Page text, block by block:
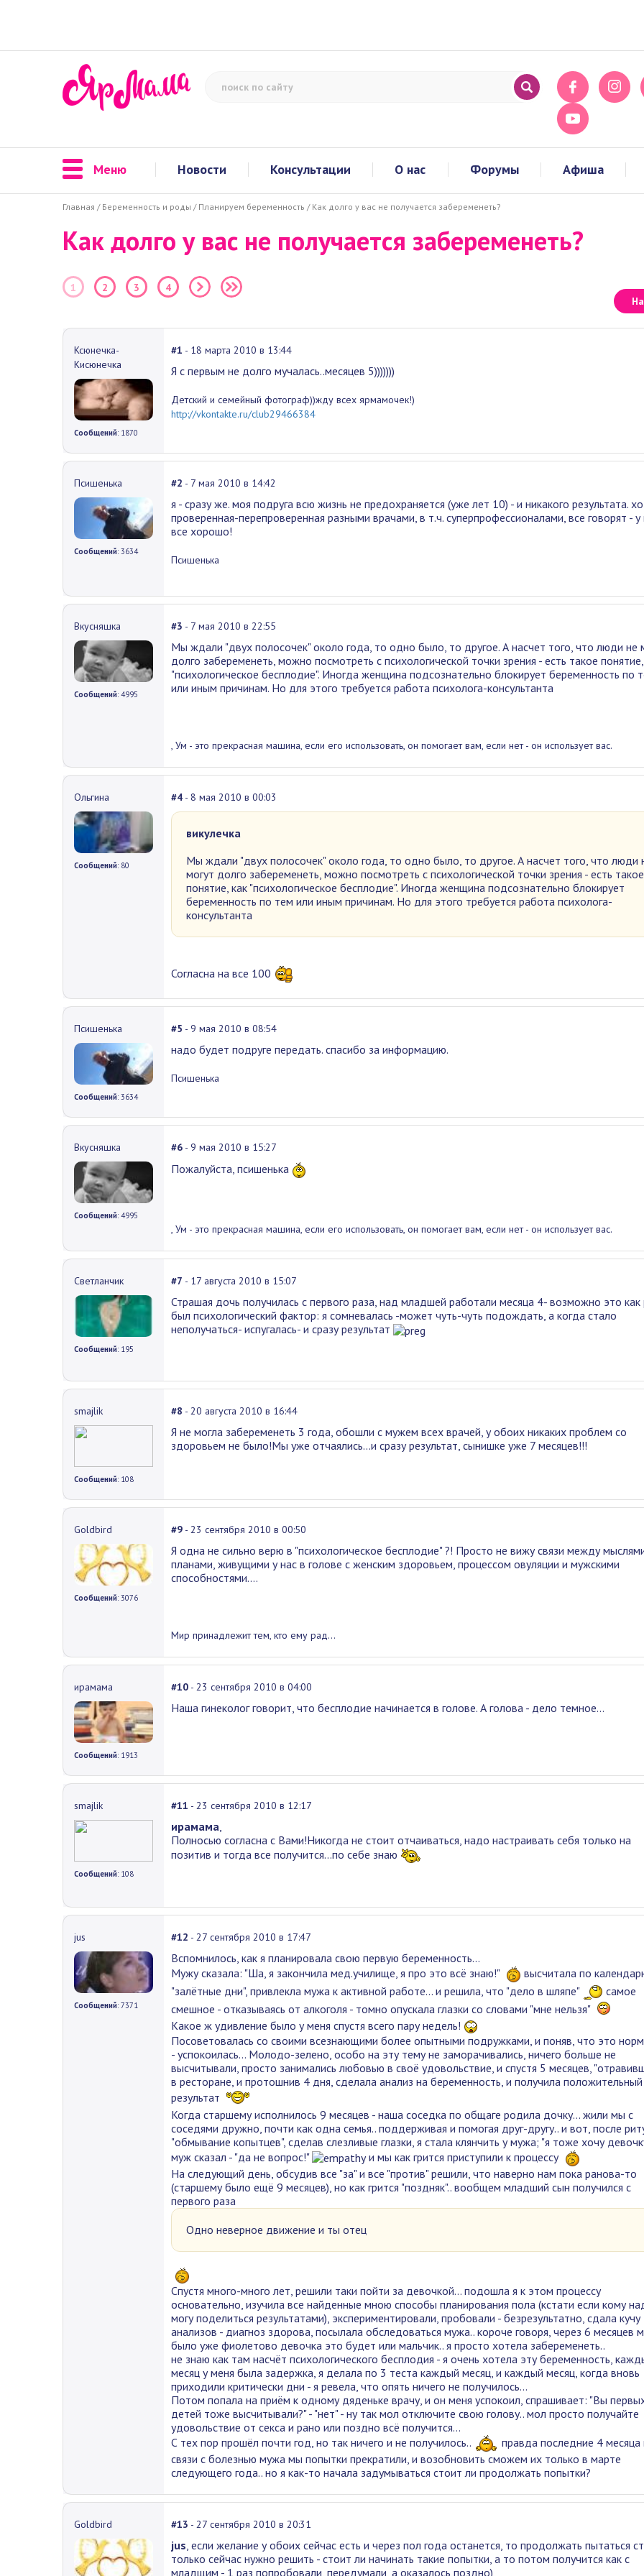
Меню Новости Консультации О нас Форумы Афиша
Главная / Беременность и роды / Планируем беременность / Как долго у вас не получается забеременеть?
Как долго у вас не получается забеременеть?
1 2 3 4
Ксюнечка-
Кисюнечка
Сообщений: 1870
#1 - 18 марта 2010 в 13:44
Я с первым не долго мучалась..месяцев 5)))))))
Детский и семейный фотограф))жду всех ярмамочек!)
http://vkontakte.ru/club29466384
Псишенька
Сообщений: 3634
#2 - 7 мая 2010 в 14:42
я - сразу же. моя подруга всю жизнь не предохраняется (уже лет 10) - и никакого результата.
проверенная-перепроверенная разными врачами, в т.ч. суперпрофессионалами, все говорят - у
все хорошо!
Псишенька
Вкусняшка
Сообщений: 4995
#3 - 7 мая 2010 в 22:55
Мы ждали "двух полосочек" около года, то одно было, то другое. А насчет того, что люди не
долго забеременеть, можно посмотреть с психологической точки зрения - есть такое
"психологическое бесплодие". Иногда женщина подсознательно блокирует беременность по
или иным причинам. Но для этого требуется работа психолога-консультанта
, Ум - это прекрасная машина, если его использовать, он помогает вам, если нет - он использует вас.
Ольгина
Сообщений: 80
#4 - 8 мая 2010 в 00:03
викулечка
Мы ждали "двух полосочек" около года, то одно было, то другое. А насчет того, что люди
могут долго забеременеть, можно посмотреть с психологической точки зрения - есть такое
понятие, как "психологическое бесплодие". Иногда женщина подсознательно блокирует
беременность по тем или иным причинам. Но для этого требуется работа психолога-
консультанта
Согласна на все 100
Псишенька
Сообщений: 3634
#5 - 9 мая 2010 в 08:54
надо будет подруге передать. спасибо за информацию.
Псишенька
Вкусняшка
Сообщений: 4995
#6 - 9 мая 2010 в 15:27
Пожалуйста, псишенька
, Ум - это прекрасная машина, если его использовать, он помогает вам, если нет - он использует вас.
Светланчик
Сообщений: 195
#7 - 17 августа 2010 в 15:07
Страшая дочь получилась с первого раза, над младшей работали месяца 4- возможно это как
был психологический фактор: я сомневалась -может чуть-чуть подождать, а когда стало
неполучаться- испугалась- и сразу результат
smajlik
Сообщений: 108
#8 - 20 августа 2010 в 16:44
Я не могла забеременеть 3 года, обошли с мужем всех врачей, у обоих никаких проблем со
здоровьем не было!Мы уже отчаялись...и сразу результат, сынишке уже 7 месяцев!!!
Goldbird
Сообщений: 3076
#9 - 23 сентября 2010 в 00:50
Я одна не сильно верю в "психологическое бесплодие" ?! Просто не вижу связи между
планами, живущими у нас в голове с женским здоровьем, процессом овуляции и мужскими
способностями....
Мир принадлежит тем, кто ему рад...
ирамама
Сообщений: 1913
#10 - 23 сентября 2010 в 04:00
Наша гинеколог говорит, что бесплодие начинается в голове. А голова - дело темное...
smajlik
Сообщений: 108
#11 - 23 сентября 2010 в 12:17
ирамама
Полносью согласна с Вами!Никогда не стоит отчаиваться, надо настраивать себя только на
позитив и тогда все получится...по себе знаю
jus
Сообщений: 7371
#12 - 27 сентября 2010 в 17:47
Вспомнилось, как я планировала свою первую беременность...
Мужу сказала: "Ша, я закончила мед.училище, я про это всё знаю!"
высчитала по
"залётные дни", привлекла мужа к активной работе... и решила, что "дело в шляпе"
самое
смешное - отказываясь от алкоголя - томно опускала глазки со словами "мне нельзя"
Какое ж удивление было у меня спустя всего пару недель!
Посоветовалась со своими всезнающими более опытными подружками, и поняв, что это
- успокоилась... Молодо-зелено, особо на эту тему не заморачивались, ничего больше не
высчитывали, просто занимались любовью в своё удовольствие, и спустя 5 месяцев,
в ресторане, и протошнив 4 дня, сделала анализ на беременность, и получила положительный
результат
Когда старшему исполнилось 9 месяцев - наша соседка по общаге родила дочку... жили мы с
соседями дружно, почти как одна семья.. поддерживая и помогая друг-другу.. и вот, после
"обмывание копытцев", сделав слезливые глазки, я стала клянчить у мужа; "я тоже хочу
муж сказал - "да не вопрос!"
и мы как грится приступили к процессу
На следующий день, обсудив все "за" и все "против" решили, что наверно нам пока ранова-то
(старшему было ещё 9 месяцев), но как грится "поздняк".. вообщем младший сын получился с
первого раза
Одно неверное движение и ты отец
Спустя много-много лет, решили таки пойти за девочкой... подошла я к этом процессу
основательно, изучила все найденные мною способы планирования пола (кстати если кому
могу поделиться результатами), экспериментировали, пробовали - безрезультатно, сдала кучу
анализов - диагноз здорова, посылала обследоваться мужа.. короче говоря, через 6 месяцев
было уже фиолетово девочка это будет или мальчик.. я просто хотела забеременеть..
не знаю как там насчёт психологического бесплодия - я очень хотела эту беременность,
месяц у меня была задержка, я делала по 3 теста каждый месяц, и каждый месяц, когда вновь
приходили критически дни - я ревела, что опять ничего не получилось...
Потом попала на приём к одному дяденьке врачу, и он меня успокоил, спрашивает: "Вы
детей тоже высчитывали?" - "нет" - ну так мол отключите свою голову.. мол просто получайте
удовольствие от секса и рано или поздно всё получится...
С тех пор прошёл почти год, но так ничего и не получилось..
правда последние 4 месяца
связи с болезнью мужа мы попытки прекратили, и возобновить сможем их только в марте
следующего года.. но я как-то начала задумываться стоит ли продолжать попытки?
Goldbird #13 - 27 сентября 2010 в 20:31
jus , если желание у обоих сейчас есть и через пол года останется, то продолжать пытаться
только сейчас нужно решить - стоит ли начинать такие попытки, а то потом получится как с
младщим - 1 раз попробовали, передумали, а оказалось поздно)